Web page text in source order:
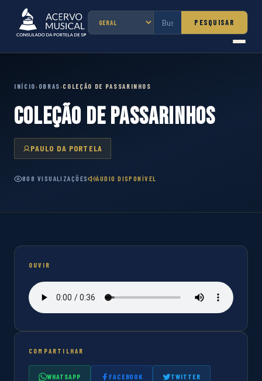
PESQUISAR
INÍCIO› OBRAS›COLEÇÃO DE PASSARINHOS
COLEÇÃO DE PASSARINHOS
PAULO DA PORTELA
808 VISUALIZAÇÕES ÁUDIO DISPONÍVEL
OUVIR
COMPARTILHAR
WHATSAPP FACEBOOK TWITTER